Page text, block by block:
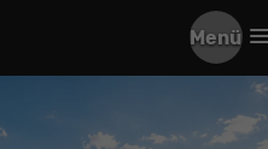
Menü